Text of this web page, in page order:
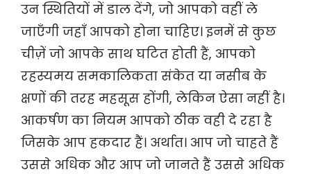
उन स्थितियों में डाल देंगे, जो आपको वहीं ले
जाएँगी जहाँ आपको होना चाहिए। इनमें से कुछ
चीज़ें जो आपके साथ घटित होती हैं, आपको
रहस्यमय समकालिकता संकेत या नसीब के
क्षणों की तरह महसूस होंगी, लेकिन ऐसा नहीं है।
आकर्षण का नियम आपको ठीक वही दे रहा है
जिसके आप हकदार हैं। अर्थात। आप जो चाहते हैं
उससे अधिक और आप जो जानते हैं उससे अधिक